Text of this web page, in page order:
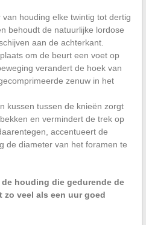
houding elke twintig tot dertig
behoudt de natuurlijke lordose
aan de achterkant.
om de beurt een voet op
verandert de hoek van
zenuw in het
kussen tussen de knieën zorgt
en vermindert de trek op
accentueert de
de diameter van het foramen te
houding die gedurende de
veel als een uur goed